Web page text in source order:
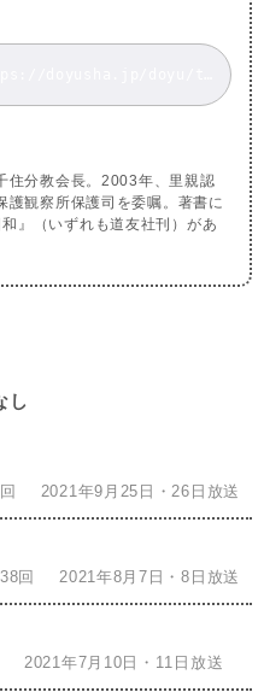
住分教会長。2003年、里親認
護観察所保護司を委嘱。著書に
和』（いずれも道友社刊）があ
し
2021年9月25日・26日放送
回 2021年8月7日・8日放送
2021年7月10日・11日放送